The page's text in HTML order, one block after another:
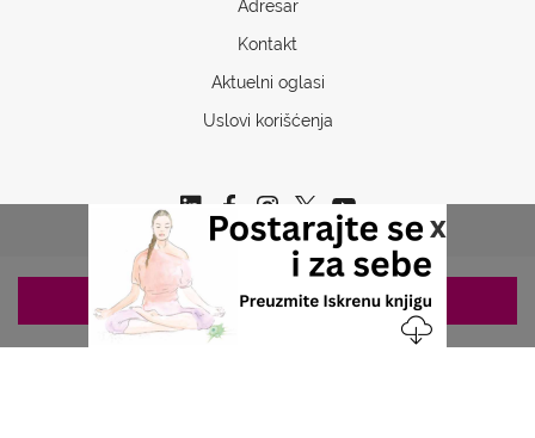
x
Adresar
Kontakt
Aktuelni oglasi
Uslovi korišćenja
Copyrights © 2026 Sva prava www.stetoskop.info
ZAKAZIVANJE 063/687-460